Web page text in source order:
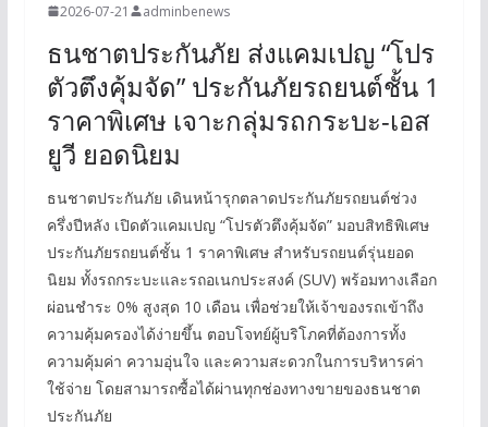
2026-07-21 adminbenews
ธนชาตประกันภัย ส่งแคมเปญ “โปร
ตัวตึงคุ้มจัด” ประกันภัยรถยนต์ชั้น 1
ราคาพิเศษ เจาะกลุ่มรถกระบะ-เอส
ยูวี ยอดนิยม
ธนชาตประกันภัย เดินหน้ารุกตลาดประกันภัยรถยนต์ช่วง
ครึ่งปีหลัง เปิดตัวแคมเปญ “โปรตัวตึงคุ้มจัด” มอบสิทธิพิเศษ
ประกันภัยรถยนต์ชั้น 1 ราคาพิเศษ สำหรับรถยนต์รุ่นยอด
นิยม ทั้งรถกระบะและรถอเนกประสงค์ (SUV) พร้อมทางเลือก
ผ่อนชำระ 0% สูงสุด 10 เดือน เพื่อช่วยให้เจ้าของรถเข้าถึง
ความคุ้มครองได้ง่ายขึ้น ตอบโจทย์ผู้บริโภคที่ต้องการทั้ง
ความคุ้มค่า ความอุ่นใจ และความสะดวกในการบริหารค่า
ใช้จ่าย โดยสามารถซื้อได้ผ่านทุกช่องทางขายของธนชาต
ประกันภัย